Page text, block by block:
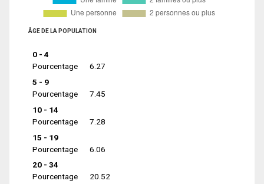
ÂGE DE LA POPULATION
0 - 4
Pourcentage
6.27
5 - 9
Pourcentage
7.45
10 - 14
Pourcentage
7.28
15 - 19
Pourcentage
6.06
20 - 34
Pourcentage
20.52